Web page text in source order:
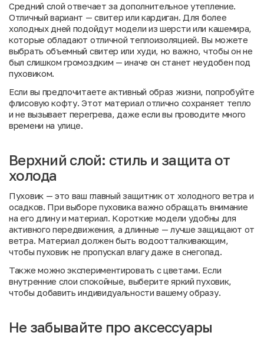
Средний слой отвечает за дополнительное утепление.
Отличный вариант — свитер или кардиган. Для более
холодных дней подойдут модели из шерсти или кашемира,
которые обладают отличной теплоизоляцией. Вы можете
выбрать объемный свитер или худи, но важно, чтобы он не
был слишком громоздким — иначе он станет неудобен под
пуховиком.
Если вы предпочитаете активный образ жизни, попробуйте
флисовую кофту. Этот материал отлично сохраняет тепло
и не вызывает перегрева, даже если вы проводите много
времени на улице.
Верхний слой: стиль и защита от
холода
Пуховик — это ваш главный защитник от холодного ветра и
осадков. При выборе пуховика важно обращать внимание
на его длину и материал. Короткие модели удобны для
активного передвижения, а длинные — лучше защищают от
ветра. Материал должен быть водоотталкивающим,
чтобы пуховик не пропускал влагу даже в снегопад.
Также можно экспериментировать с цветами. Если
внутренние слои спокойные, выберите яркий пуховик,
чтобы добавить индивидуальности вашему образу.
Не забывайте про аксессуары